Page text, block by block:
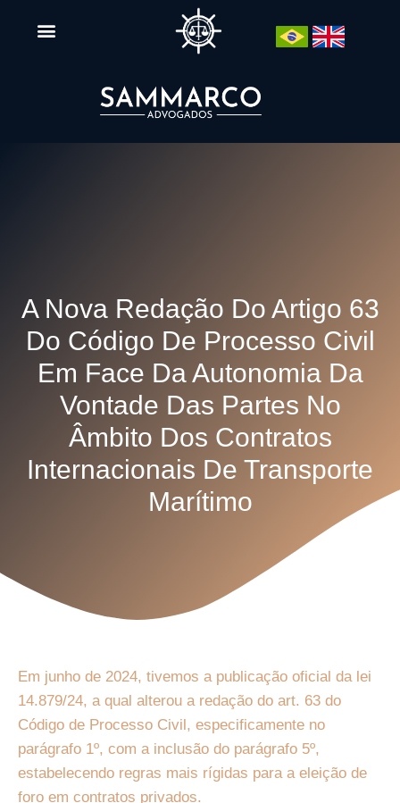
A Nova Redação Do Artigo 63
Do Código De Processo Civil
Em Face Da Autonomia Da
Vontade Das Partes No
Âmbito Dos Contratos
Internacionais De Transporte
Marítimo
Em junho de 2024, tivemos a publicação oficial da lei
14.879/24, a qual alterou a redação do art. 63 do
Código de Processo Civil, especificamente no
parágrafo 1º, com a inclusão do parágrafo 5º,
estabelecendo regras mais rígidas para a eleição de
foro em contratos privados.